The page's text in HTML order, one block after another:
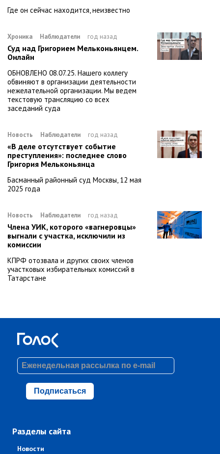
Где он сейчас находится, неизвестно
Хроника Наблюдатели год назад
Суд над Григорием Мельконьянцем.
Онлайн
ОБНОВЛЕНО 08.07.25. Нашего коллегу
обвиняют в организации деятельности
нежелательной организации. Мы ведем
текстовую трансляцию со всех
заседаний суда
Новость Наблюдатели год назад
«В деле отсутствует событие
преступления»: последнее слово
Григория Мельконьянца
Басманный районный суд Москвы, 12 мая
2025 года
Новость Наблюдатели год назад
Члена УИК, которого «вагнеровцы»
выгнали с участка, исключили из
комиссии
КПРФ отозвала и других своих членов
участковых избирательных комиссий в
Татарстане
Подписаться
Разделы сайта
Новости